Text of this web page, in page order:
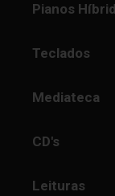
Pianos
Teclados
Mediateca
CD's
Leituras